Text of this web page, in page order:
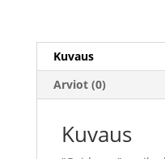
Kuvaus
Arviot (0)
Kuvaus